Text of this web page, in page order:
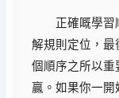
正確嘅學
解規則定位，最
個順序之所以重
贏。如果你一